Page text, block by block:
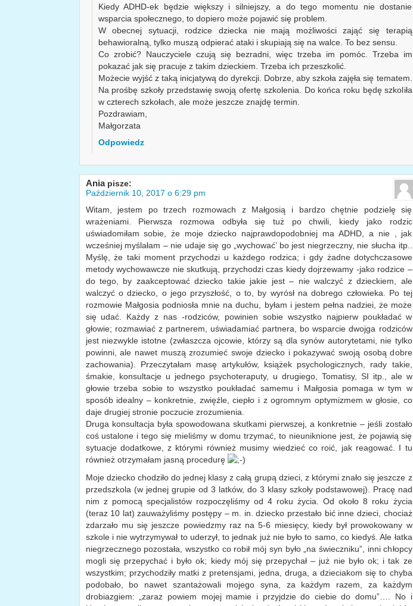
Kiedy ADHD-ek będzie większy i silniejszy, a do tego momentu nie dostanie
wsparcia społecznego, to dopiero może pojawić się problem.
W obecnej sytuacji, rodzice dziecka nie mają możliwości zająć się terapią
behawioralną, tylko muszą odpierać ataki i skupiają się na walce. To bez sensu.
Co zrobić? Nauczyciele czują się bezradni, więc trzeba im pomóc. Trzeba im
pokazać jak się pracuje z takim dzieckiem. Trzeba ich przeszkolić.
Możecie wyjść z taką inicjatywą do dyrekcji. Dobrze, aby szkoła zajęła się tematem.
Na prośbę szkoły przedstawię swoją ofertę szkolenia. Do końca roku będę szkoliła
w czterech szkołach, ale może jeszcze znajdę termin.
Pozdrawiam,
Małgorzata
Odpowiedz
Ania pisze:
Październik 10, 2017 o 6:29 pm
Witam, jestem po trzech rozmowach z Małgosią i bardzo chętnie podzielę się
wrażeniami. Pierwsza rozmowa odbyła się tuż po chwili, kiedy jako rodzic
uświadomiłam sobie, że moje dziecko najprawdopodobniej ma ADHD, a nie , jak
wcześniej myślałam – nie udaje się go „wychować’ bo jest niegrzeczny, nie słucha itp..
Myślę, że taki moment przychodzi u każdego rodzica; i gdy żadne dotychczasowe
metody wychowawcze nie skutkują, przychodzi czas kiedy dojrzewamy -jako rodzice –
do tego, by zaakceptować dziecko takie jakie jest – nie walczyć z dzieckiem, ale
walczyć o dziecko, o jego przyszłość, o to, by wyrósł na dobrego człowieka. Po tej
rozmowie Małgosia podniosła mnie na duchu, byłam i jestem pełna nadziei, że może
się udać. Każdy z nas -rodziców, powinien sobie wszystko najpierw poukładać w
głowie; rozmawiać z partnerem, uświadamiać partnera, bo wsparcie dwojga rodziców
jest niezwykle istotne (zwłaszcza ojcowie, którzy są dla synów autorytetami, nie tylko
powinni, ale nawet muszą zrozumieć swoje dziecko i pokazywać swoją osobą dobre
zachowania). Przeczytałam masę artykułów, książek psychologicznych, rady takie,
śmakie, konsultacje u jednego psychoteraputy, u drugiego, Tomatisy, SI itp., ale w
głowie trzeba sobie to wszystko poukładać samemu i Małgosia pomaga w tym w
sposób idealny – konkretnie, zwięźle, ciepło i z ogromnym optymizmem w głosie, co
daje drugiej stronie poczucie zrozumienia.
Druga konsultacja była spowodowana skutkami pierwszej, a konkretnie – jeśli zostało
coś ustalone i tego się mieliśmy w domu trzymać, to nieuniknione jest, że pojawią się
sytuacje dodatkowe, z którymi również musimy wiedzieć co roić, jak reagować. I tu
również otrzymałam jasną procedurę
Moje dziecko chodziło do jednej klasy z całą grupą dzieci, z którymi znało się jeszcze z
przedszkola (w jednej grupie od 3 latków, do 3 klasy szkoły podstawowej). Pracę nad
nim z pomocą specjalistów rozpoczęliśmy od 4 roku życia. Od około 8 roku życia
(teraz 10 lat) zauważyliśmy postępy – m. in. dziecko przestało bić inne dzieci, chociaż
zdarzało mu się jeszcze powiedzmy raz na 5-6 miesięcy, kiedy był prowokowany w
szkole i nie wytrzymywał to uderzył, to jednak już nie było to samo, co kiedyś. Ale łatka
niegrzecznego pozostała, wszystko co robił mój syn było „na świeczniku”, inni chłopcy
mogli się przepychać i było ok; kiedy mój się przepychał – już nie było ok; i tak ze
wszystkim; przychodziły matki z pretensjami, jedna, druga, a dzieciakom się to chyba
podobało, bo nawet szantażowali mojego syna, za każdym razem, za każdym
drobiazgiem: „zaraz powiem mojej mamie i przyjdzie do ciebie do domu”…. No i